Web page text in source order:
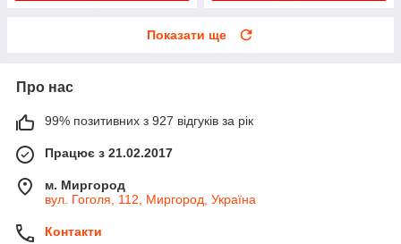
Показати ще
Про нас
99% позитивних з 927 відгуків за рік
Працює з 21.02.2017
м. Миргород
вул. Гоголя, 112, Миргород, Україна
Контакти